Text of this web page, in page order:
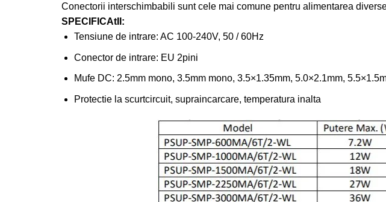
Conectorii interschimbabili sunt cele mai comune pentru alimentarea
SPECIFICAtII:
Tensiune de intrare: AC 100-240V, 50 / 60Hz
Conector de intrare: EU 2pini
Mufe DC: 2.5mm mono, 3.5mm mono, 3.5×1.35mm, 5.0×2.1mm,
Protectie la scurtcircuit, supraincarcare, temperatura inalta